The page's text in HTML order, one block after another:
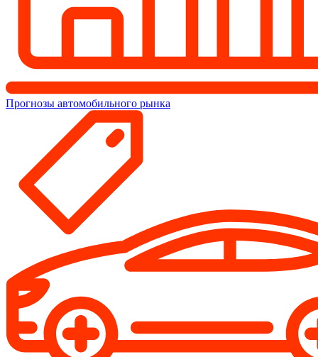
Прогнозы автомобильного рынка